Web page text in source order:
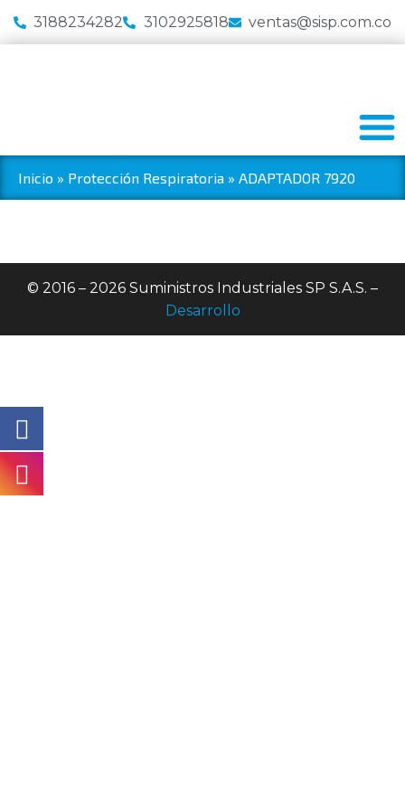
3188234282 3102925818 ventas@sisp.com.co
Inicio » Protección Respiratoria » ADAPTADOR 7920
© 2016 – 2026 Suministros Industriales SP S.A.S. –
Desarrollo